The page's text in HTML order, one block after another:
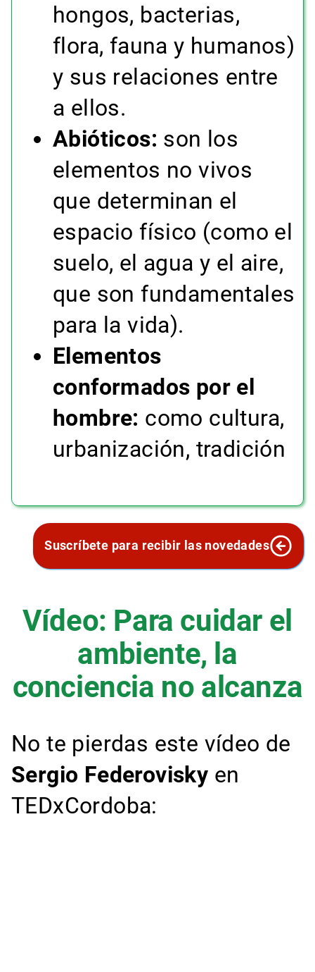
hongos, bacterias,
flora, fauna y humanos)
y sus relaciones entre
a ellos.
Abióticos: son los
elementos no vivos
que determinan el
espacio físico (como el
suelo, el agua y el aire,
que son fundamentales
para la vida).
Elementos
conformados por el
hombre: como cultura,
urbanización, tradición
Suscríbete para recibir las novedades
Vídeo: Para cuidar el
ambiente, la
conciencia no alcanza
No te pierdas este vídeo de
Sergio Federovisky en
TEDxCordoba: